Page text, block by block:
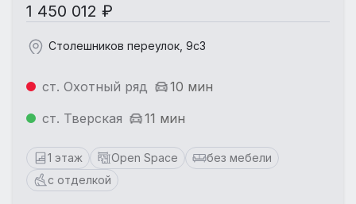
1 450 012 ₽
Столешников переулок, 9с3
ст. Охотный ряд
10 мин
ст. Тверская
11 мин
1 этаж Open Space
без мебели
с отделкой